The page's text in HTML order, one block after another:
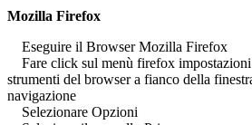
Mozilla Firefox
Eseguire il Browser Mozilla Firefox
Fare click sul menù firefox impostazioni
strumenti del browser a fianco della
navigazione
Selezionare Opzioni